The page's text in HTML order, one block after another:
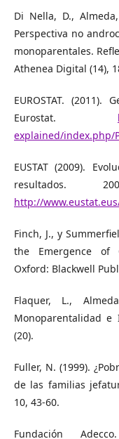
Di Nella, D.,
Perspectiva no
monoparentales.
Athenea Digital (14),
EUROSTAT.
Eurostat.
explained/index.php/
EUSTAT (2009).
resultados.
http://
Finch, J., y
the Emergence of
Oxford: Blackwell
Flaquer, L.,
Monoparentalidad e
(20).
Fuller, N. (1999).
de las familias
10, 43-60.
Fundación